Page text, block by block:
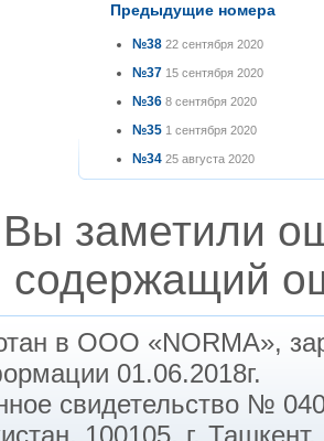
Предыдущие номера
№38 22 сентября 2020
№37 15 сентября 2020
№36 8 сентября 2020
№35 1 сентября 2020
№34 25 августа 2020
заметили
содержащий
в ООО «NORMA»,
01.06.2018г.
свидетельство №
100105, г.